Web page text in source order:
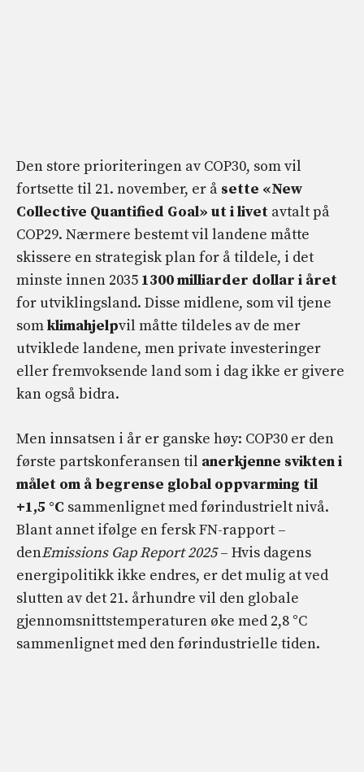
Den store prioriteringen av COP30, som vil
fortsette til 21. november, er å sette «New
Collective Quantified Goal» ut i livet avtalt på
COP29. Nærmere bestemt vil landene måtte
skissere en strategisk plan for å tildele, i det
minste innen 2035 1300 milliarder dollar i året
for utviklingsland. Disse midlene, som vil tjene
somklimahjelpvil måtte tildeles av de mer
utviklede landene, men private investeringer
eller fremvoksende land som i dag ikke er givere
kan også bidra.
Men innsatsen i år er ganske høy: COP30 er den
første partskonferansen til anerkjenne svikten i
målet om å begrense global oppvarming til
+1,5 °C sammenlignet med førindustrielt nivå.
Blant annet ifølge en fersk FN-rapport –
denEmissions Gap Report 2025– Hvis dagens
energipolitikk ikke endres, er det mulig at ved
slutten av det 21. århundre vil den globale
gjennomsnittstemperaturen øke med 2,8 °C
sammenlignet med den førindustrielle tiden.